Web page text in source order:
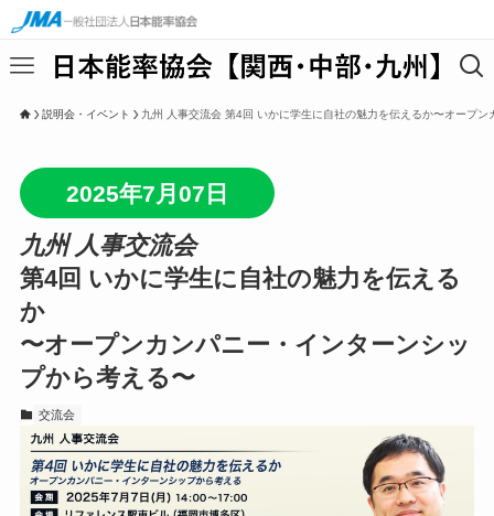
説明会・イベント 九州 人事交流会 第4回 いかに学生に自社の魅力を伝えるか〜オープ
2025年7月07日
九州 人事交流会
第4回 いかに学生に自社の魅力を伝える
か
〜オープンカンパニー・インターンシッ
プから考える〜
交流会